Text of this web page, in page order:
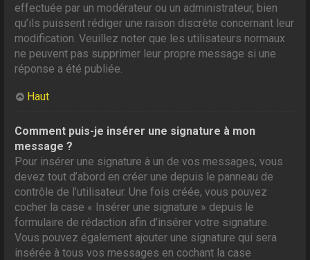
effectuée par un modérateur ou un administrateur, bien
qu’ils puissent rédiger une raison discrète concernant leur
modification. Veuillez noter que les utilisateurs normaux
ne peuvent pas supprimer leur propre message si une
réponse a été publiée.
Haut
Comment puis-je insérer une signature à mon
message ?
Pour insérer une signature à un de vos messages, vous
devez tout d’abord en créer une depuis le panneau de
contrôle de l’utilisateur. Une fois créée, vous pouvez
cocher la case « Insérer une signature » depuis le
formulaire de rédaction afin d’insérer votre signature.
Vous pouvez également ajouter une signature qui sera
insérée à tous vos messages en cochant la case